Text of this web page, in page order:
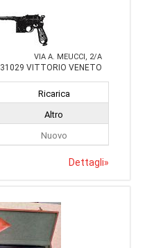
VIA A. MEUCCI, 2/A
31029 VITTORIO VENETO
Ricarica
Altro
Nuovo
Dettagli»